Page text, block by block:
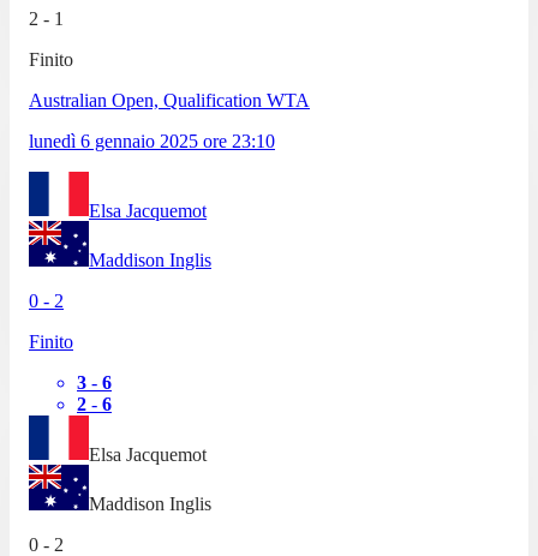
2 - 1
Finito
Australian Open, Qualification WTA
lunedì 6 gennaio 2025 ore 23:10
Elsa Jacquemot
Maddison Inglis
0 - 2
Finito
3 - 6
2 - 6
Elsa Jacquemot
Maddison Inglis
0 - 2